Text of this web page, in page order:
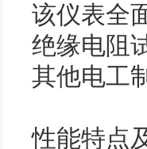
该仪表全
绝缘电阻
其他电工
性能特点